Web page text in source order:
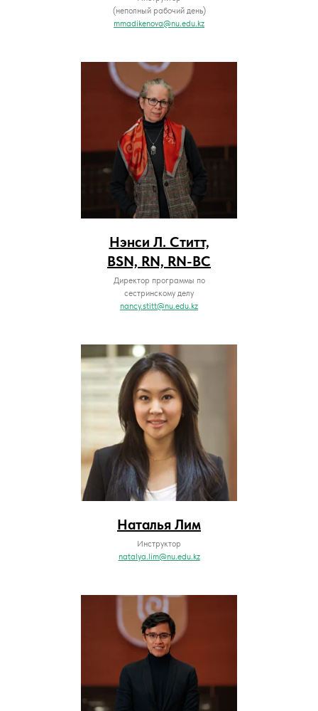
(неполный рабочий день)
mmadikenova@nu.edu.kz
Нэнси Л. Ститт,
BSN, RN, RN-BC
Директор программы по
сестринскому делу
nancy.stitt@nu.edu.kz
Наталья Лим
Инструктор
natalya.lim@nu.edu.kz